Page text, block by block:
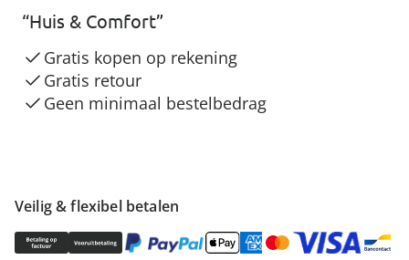
Veilig & flexibel betalen
“Huis & Comfort”
Gratis kopen op rekening
Gratis retour
Geen minimaal bestelbedrag